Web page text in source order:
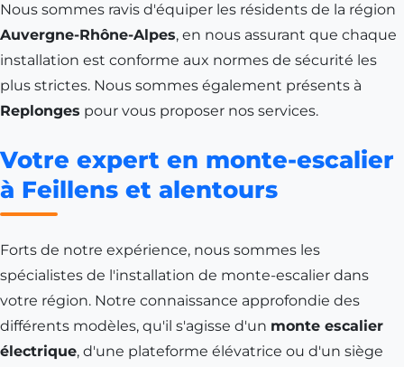
Nous sommes ravis d'équiper les résidents de la région
Auvergne-Rhône-Alpes, en nous assurant que chaque
installation est conforme aux normes de sécurité les
plus strictes. Nous sommes également présents à
Replonges pour vous proposer nos services.
Votre expert en monte-escalier
à Feillens et alentours
Forts de notre expérience, nous sommes les
spécialistes de l'installation de monte-escalier dans
votre région. Notre connaissance approfondie des
différents modèles, qu'il s'agisse d'un monte escalier
électrique, d'une plateforme élévatrice ou d'un siège